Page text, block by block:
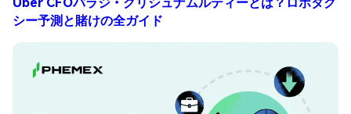
シー予測と賭けの全ガイド